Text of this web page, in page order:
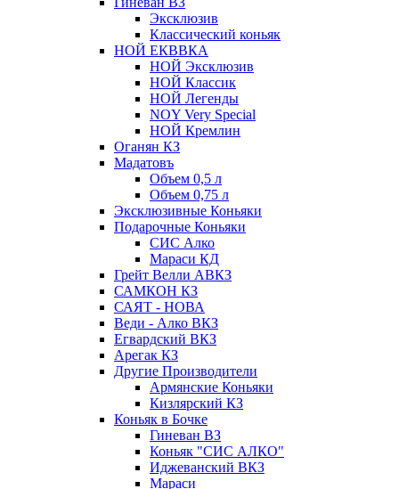
Эксклюзив
Классический коньяк
НОЙ ЕКВВКА
НОЙ Эксклюзив
НОЙ Классик
НОЙ Легенды
NOY Very Speсial
НОЙ Кремлин
Оганян КЗ
Мадатовъ
Объем 0,5 л
Объем 0,75 л
Эксклюзивные Коньяки
Подарочные Коньяки
СИС Алко
Мараси КД
Грейт Велли АВКЗ
САМКОН КЗ
САЯТ - НОВА
Веди - Алко ВКЗ
Егвардский ВКЗ
Арегак КЗ
Другие Производители
Армянские Коньяки
Кизлярский КЗ
Коньяк в Бочке
Гиневан ВЗ
Коньяк "СИС АЛКО"
Иджеванский ВКЗ
Мараси